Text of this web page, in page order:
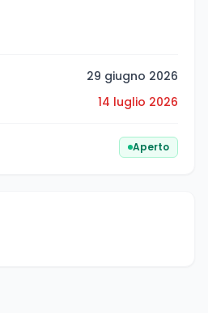
29 giugno 2026
14 luglio 2026
Aperto